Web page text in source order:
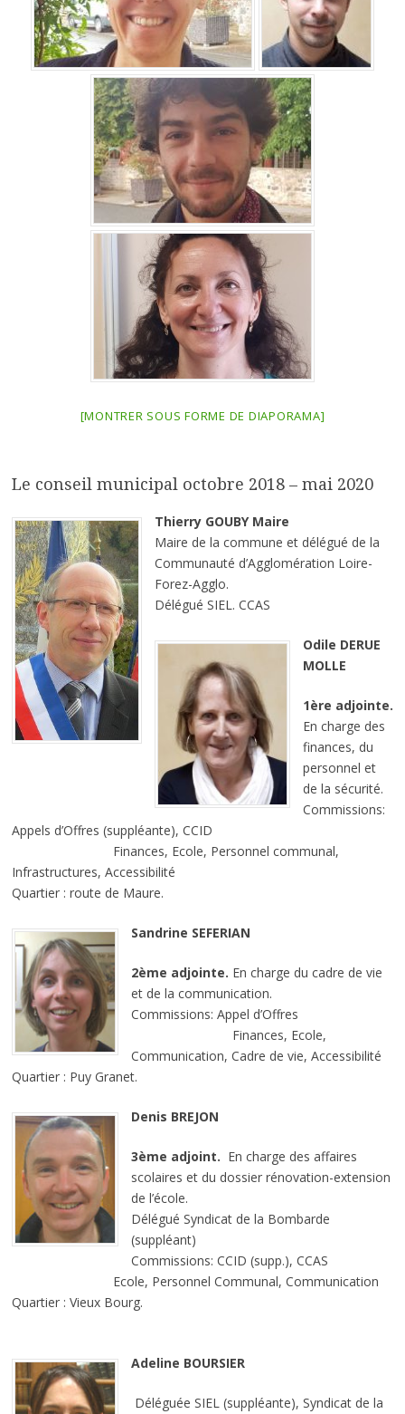
[MONTRER SOUS FORME DE DIAPORAMA]
Le conseil municipal octobre 2018 – mai 2020
Thierry GOUBY Maire
Maire de la commune et délégué de la
Communauté d’Agglomération Loire-
Forez-Agglo.
Délégué SIEL. CCAS
Odile DERUE
MOLLE
1ère adjointe.
En charge des
finances, du
personnel et
de la sécurité.
Commissions:
Appels d’Offres (suppléante), CCID
Finances, Ecole, Personnel communal,
Infrastructures, Accessibilité
Quartier : route de Maure.
Sandrine SEFERIAN
2ème adjointe. En charge du cadre de vie
et de la communication.
Commissions: Appel d’Offres
Finances, Ecole,
Communication, Cadre de vie, Accessibilité
Quartier : Puy Granet.
Denis BREJON
3ème adjoint. En charge des affaires
scolaires et du dossier rénovation-extension
de l’école.
Délégué Syndicat de la Bombarde
(suppléant)
Commissions: CCID (supp.), CCAS
Ecole, Personnel Communal, Communication
Quartier : Vieux Bourg.
Adeline BOURSIER
Déléguée SIEL (suppléante), Syndicat de la